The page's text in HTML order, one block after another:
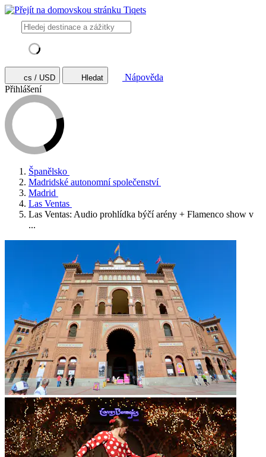
cs / USD Hledat
Nápověda
Přihlášení
Španělsko
Madridské autonomní společenství
Madrid
Las Ventas
Las Ventas: Audio prohlídka býčí arény + Flamenco show v
...